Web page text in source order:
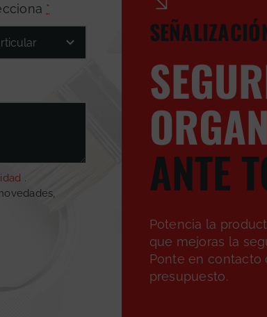
*
.
ANTE
Potencia la
que mejoras la
Ponte en contacto
presupuesto.